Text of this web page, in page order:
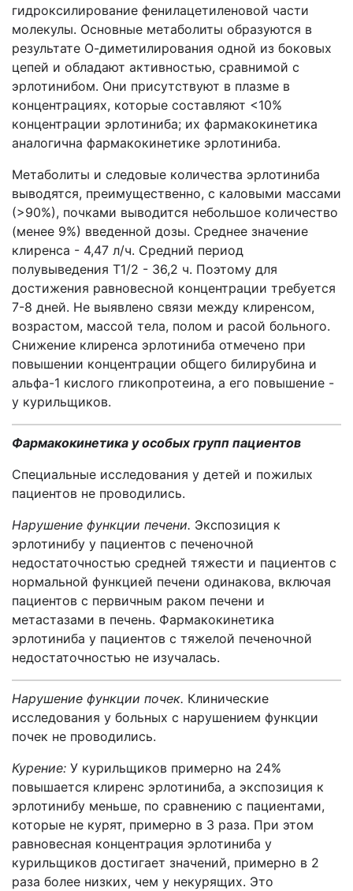
гидроксилирование фенилацетиленовой части
молекулы. Основные метаболиты образуются в
результате О-диметилирования одной из боковых
цепей и обладают активностью, сравнимой с
эрлотинибом. Они присутствуют в плазме в
концентрациях, которые составляют <10%
концентрации эрлотиниба; их фармакокинетика
аналогична фармакокинетике эрлотиниба.
Метаболиты и следовые количества эрлотиниба
выводятся, преимущественно, с каловыми массами
(>90%), почками выводится небольшое количество
(менее 9%) введенной дозы. Среднее значение
клиренса - 4,47 л/ч. Средний период
полувыведения T1/2 - 36,2 ч. Поэтому для
достижения равновесной концентрации требуется
7-8 дней. Не выявлено связи между клиренсом,
возрастом, массой тела, полом и расой больного.
Снижение клиренса эрлотиниба отмечено при
повышении концентрации общего билирубина и
альфа-1 кислого гликопротеина, a его повышение -
у курильщиков.
Фармакокинетика у особых групп пациентов
Специальные исследования у детей и пожилых
пациентов не проводились.
Нарушение функции печени. Экспозиция к
эрлотинибу у пациентов с печеночной
недостаточностью средней тяжести и пациентов с
нормальной функцией печени одинакова, включая
пациентов с первичным раком печени и
метастазами в печень. Фармакокинетика
эрлотиниба у пациентов с тяжелой печеночной
недостаточностью не изучалась.
Нарушение функции почек. Клинические
исследования у больных с нарушением функции
почек не проводились.
Курение: У курильщиков примерно на 24%
повышается клиренс эрлотиниба, а экспозиция к
эрлотинибу меньше, по сравнению с пациентами,
которые не курят, примерно в 3 раза. При этом
равновесная концентрация эрлотиниба у
курильщиков достигает значений, примерно в 2
раза более низких, чем у некурящих. Это